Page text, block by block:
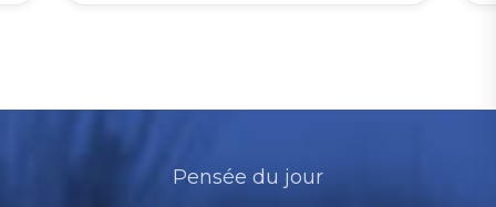
Pensée du jour